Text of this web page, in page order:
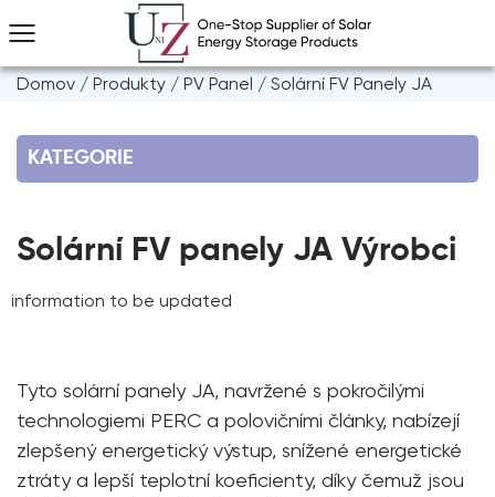
Domov / Produkty / PV Panel / Solární FV Panely JA
KATEGORIE
Solární FV panely JA Výrobci
information to be updated
Tyto solární panely JA, navržené s pokročilými
technologiemi PERC a polovičními články, nabízejí
zlepšený energetický výstup, snížené energetické
ztráty a lepší teplotní koeficienty, díky čemuž jsou